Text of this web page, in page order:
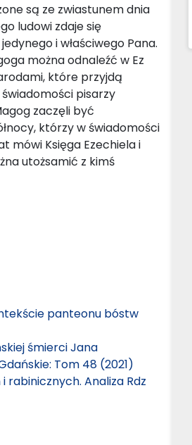
są ze zwiastunem dnia
ludowi zdaje się
i właściwego Pana.
można odnaleźć w Ez
które przyjdą
świadomości pisarzy
zaczęli być
którzy w świadomości
mówi Księga Ezechiela i
utożsamić z kimś
panteonu bóstw
śmierci Jana
Tom 48 (2021)
rabinicznych. Analiza Rdz